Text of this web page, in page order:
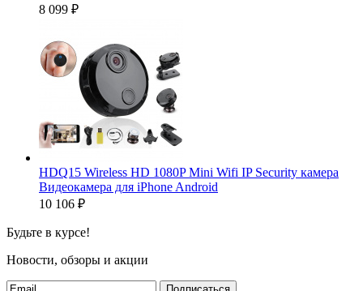
8 099 ₽
HDQ15 Wireless HD 1080P Mini Wifi IP Security камера
Видеокамера для iPhone Android
10 106 ₽
Будьте в курсе!
Новости, обзоры и акции